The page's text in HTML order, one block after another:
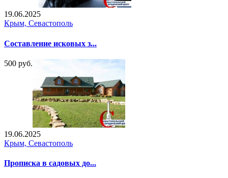
19.06.2025
Крым, Севастополь
Составление исковых з...
500 руб.
19.06.2025
Крым, Севастополь
Прописка в садовых до...